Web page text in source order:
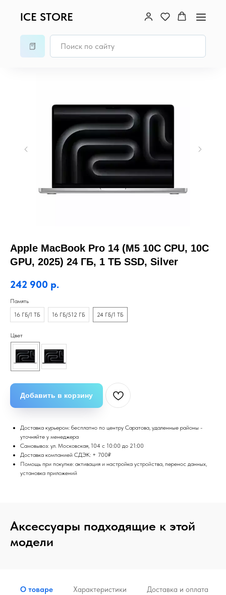
ICE STORE
Главная / MacBook / MacBook Pro 14 (M5, 2025)
Apple MacBook Pro 14 (M5 10C CPU, 10C
GPU, 2025) 24 ГБ, 1 ТБ SSD, Silver
242 900 р.
Память
16 ГБ/1 ТБ
16 ГБ/512 ГБ 24 ГБ/1 ТБ
Цвет
Добавить в корзину
Доставка курьером: бесплатно по центру Саратова, удаленные районы -
уточняйте у менеджера
Самовывоз: ул. Московская, 104 с 10:00 до 21:00
Доставка компанией СДЭК: + 700₽
Помощь при покупке: активация и настройка устройства, перенос данных,
установка приложений
Аксессуары подходящие к этой
модели
О товаре Характеристики Доставка и оплата